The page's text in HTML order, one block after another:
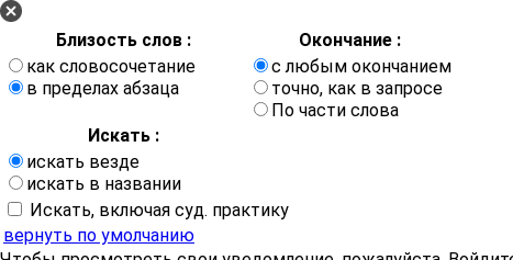
Близость слов :
Окончание :
как словосочетание
в пределах абзаца
с любым окончанием
точно, как в запросе
По части слова
Искать :
искать везде
искать в названии
Искать, включая суд. практику
вернуть по умолчанию